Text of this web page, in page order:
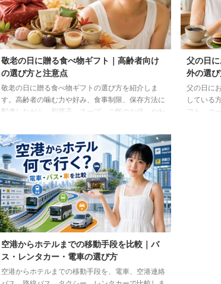
敬老の日に贈る食べ物ギフト｜高齢者向け
の選び方と注意点
敬老の日に贈る食べ物ギフトの選び方を紹介しま
す。高齢者の噛む力や好み、食事制限、保存方法に
配慮しながら、和菓子、スープ、ご飯のお供、やわ
父の日
外の選
父の日に
している
フト、コ
空港からホテルまでの移動手段を比較｜バ
ス・レンタカー・電車の選び方
空港からホテルまでの移動手段を、電車、空港連絡